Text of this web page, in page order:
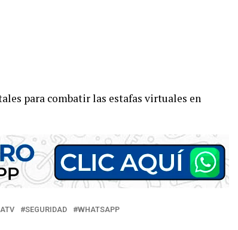
para combatir las estafas virtuales en
SEGURIDAD WHATSAPP